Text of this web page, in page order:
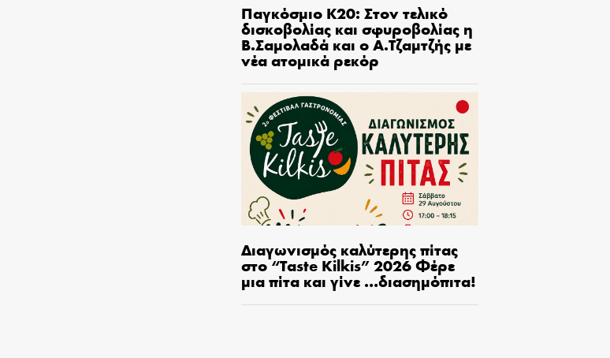
Παγκόσμιο Κ20: Στον τελικό
δισκοβολίας και σφυροβολίας η
Β.Σαμολαδά και ο Α.Τζαμτζής με
νέα ατομικά ρεκόρ
Διαγωνισμός καλύτερης πίτας
στο “Taste Kilkis” 2026 Φέρε
μια πίτα και γίνε …διασημόπιτα!